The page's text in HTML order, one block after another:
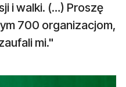
i walki. (…) Proszę
700 organizacjom,
mi."